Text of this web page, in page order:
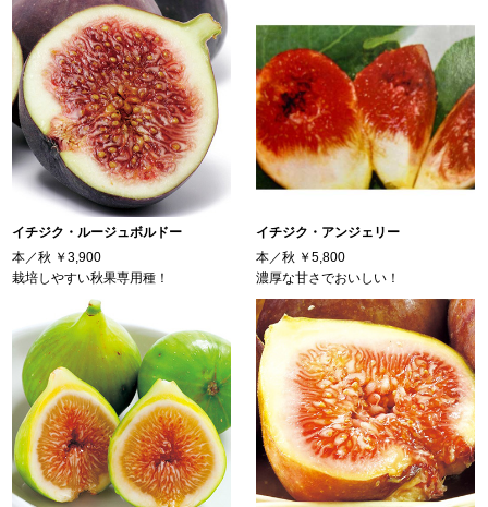
イチジク・ルージュボルドー
本／秋 ￥3,900
栽培しやすい秋果専用種！
イチジク・アンジェリー
本／秋 ￥5,800
濃厚な甘さでおいしい！